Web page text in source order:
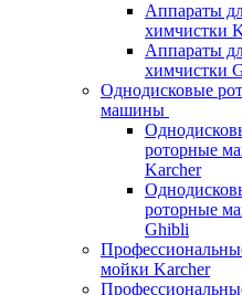
Аппараты
химчистки
Аппараты
химчистки
Однодисковые
машины
роторные
Karcher
роторные
Ghibli
мойки Karcher